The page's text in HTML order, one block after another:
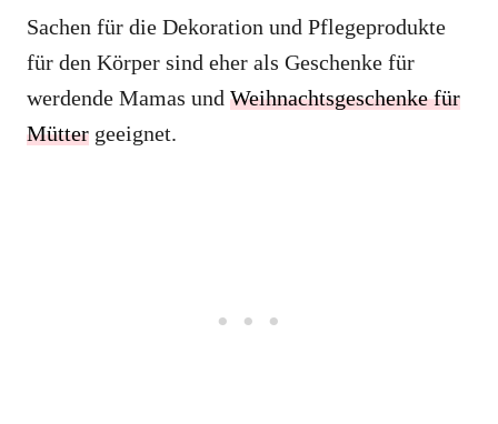
Sachen für die Dekoration und Pflegeprodukte
für den Körper sind eher als Geschenke für
werdende Mamas und Weihnachtsgeschenke für
Mütter geeignet.